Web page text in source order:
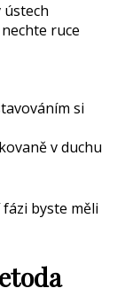
ústech
ruce
si
v duchu
byste měli